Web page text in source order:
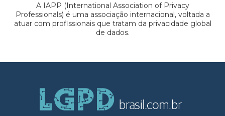
A IAPP (International Association of Privacy
Professionals) é uma associação internacional, voltada a
atuar com profissionais que tratam da privacidade global
de dados.